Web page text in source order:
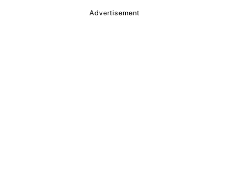
Advertisement